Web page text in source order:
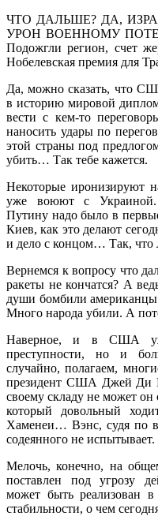
ЧТО ДАЛЬШЕ? ДА,
УРОН ВОЕННОМУ
Подожгли регион, счет
Нобелевская премия для
Да, можно сказать, что
в историю мировой
вести с кем-то
наносить удары по
этой страны под
убить… Так тебе кажется.
Некоторые иронизируют
уже воюют с Украиной.
Путину надо было в
Киев, как это делают
и дело с концом… Так, что
Вернемся к вопросу что
ракеты не кончатся? А
души бомбили
Много народа убили. А
Наверное, и в США
преступности, но и
случайно, полагаем,
президент США Джей Ди
своему складу не может он
который довольный
Хаменеи… Вэнс, судя по
содеянного не испытывает.
Мелочь, конечно, на
поставлен под угрозу
может быть реализован
стабильности, о чем